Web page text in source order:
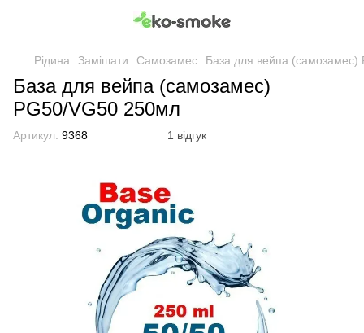
Рідина Замішати Самозамес База для вейпа (самозамес)
База для вейпа (самозамес)
PG50/VG50 250мл
Артикул: 9368 1 відгук